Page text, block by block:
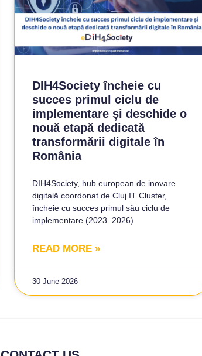
DIH4Society încheie cu
succes primul ciclu de
implementare și deschide o
nouă etapă dedicată
transformării digitale în
România
DIH4Society, hub european de inovare
digitală coordonat de Cluj IT Cluster,
încheie cu succes primul său ciclu de
implementare (2023–2026)
READ MORE »
30 June 2026